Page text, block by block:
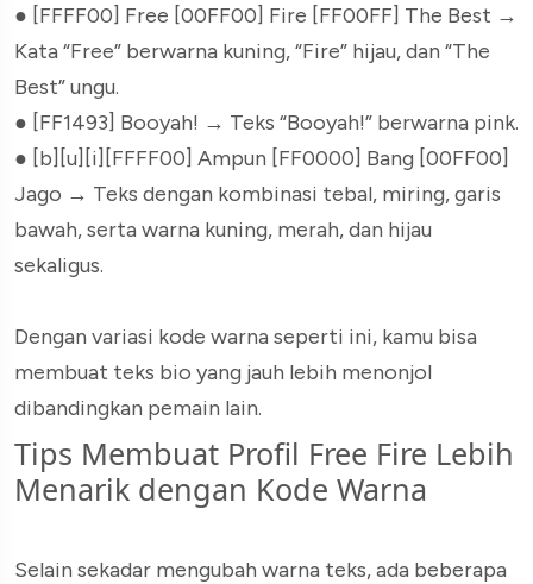
● [FFFF00] Free [00FF00] Fire [FF00FF] The Best →
Kata “Free” berwarna kuning, “Fire” hijau, dan “The
Best” ungu.
● [FF1493] Booyah! → Teks “Booyah!” berwarna pink.
● [b][u][i][FFFF00] Ampun [FF0000] Bang [00FF00]
Jago → Teks dengan kombinasi tebal, miring, garis
bawah, serta warna kuning, merah, dan hijau
sekaligus.
Dengan variasi kode warna seperti ini, kamu bisa
membuat teks bio yang jauh lebih menonjol
dibandingkan pemain lain.
Tips Membuat Profil Free Fire Lebih
Menarik dengan Kode Warna
Selain sekadar mengubah warna teks, ada beberapa